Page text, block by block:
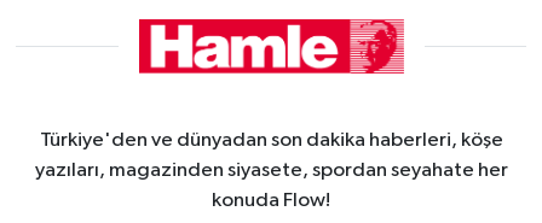
Türkiye'den ve dünyadan son dakika haberleri, köşe
yazıları, magazinden siyasete, spordan seyahate her
konuda Flow!